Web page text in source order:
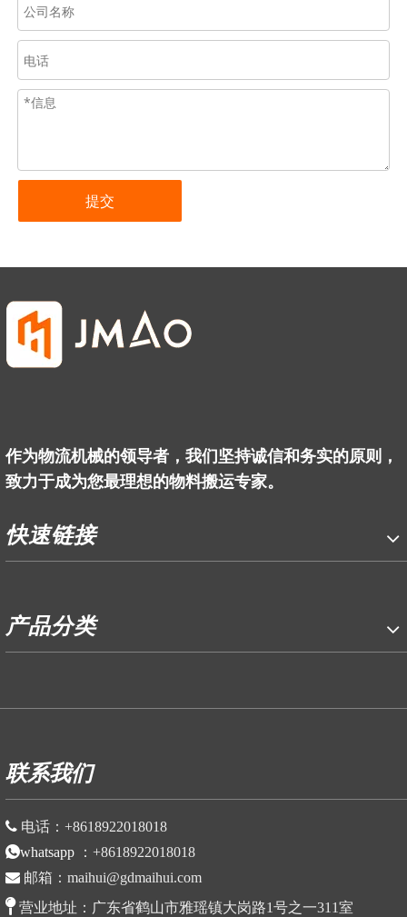
提交
作为物流机械的领导者，我们坚持诚信和务实的原则，
致力于成为您最理想的物料搬运专家。
快速链接
产品分类
联系我们
 电话： +8618922018018
whatsapp
： +8618922018018
 邮箱： maihui@gdmaihui.com
 营业地址： 广东省鹤山市雅瑶镇大岗路1号之一311室